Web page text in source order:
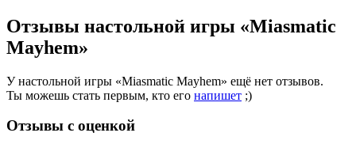
Отзывы настольной игры «Miasmatic
Mayhem»
У настольной игры «Miasmatic Mayhem» ещё нет отзывов.
Ты можешь стать первым, кто его напишет ;)
Отзывы с оценкой